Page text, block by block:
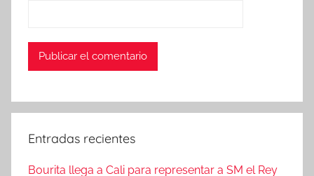
Entradas recientes
Bourita llega a Cali para representar a SM el Rey